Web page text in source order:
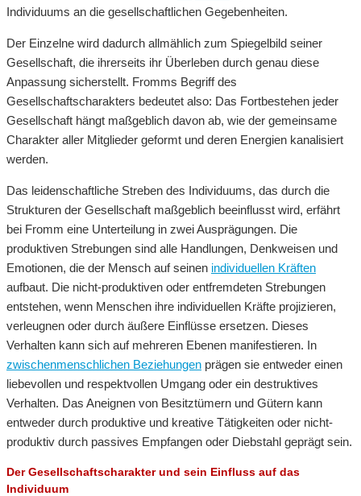
Individuums an die gesellschaftlichen Gegebenheiten.
Der Einzelne wird dadurch allmählich zum Spiegelbild seiner
Gesellschaft, die ihrerseits ihr Überleben durch genau diese
Anpassung sicherstellt. Fromms Begriff des
Gesellschaftscharakters bedeutet also: Das Fortbestehen jeder
Gesellschaft hängt maßgeblich davon ab, wie der gemeinsame
Charakter aller Mitglieder geformt und deren Energien kanalisiert
werden.
Das leidenschaftliche Streben des Individuums, das durch die
Strukturen der Gesellschaft maßgeblich beeinflusst wird, erfährt
bei Fromm eine Unterteilung in zwei Ausprägungen. Die
produktiven Strebungen sind alle Handlungen, Denkweisen und
Emotionen, die der Mensch auf seinen individuellen Kräften
aufbaut. Die nicht-produktiven oder entfremdeten Strebungen
entstehen, wenn Menschen ihre individuellen Kräfte projizieren,
verleugnen oder durch äußere Einflüsse ersetzen. Dieses
Verhalten kann sich auf mehreren Ebenen manifestieren. In
zwischenmenschlichen Beziehungen prägen sie entweder einen
liebevollen und respektvollen Umgang oder ein destruktives
Verhalten. Das Aneignen von Besitztümern und Gütern kann
entweder durch produktive und kreative Tätigkeiten oder nicht-
produktiv durch passives Empfangen oder Diebstahl geprägt sein.
Der Gesellschaftscharakter und sein Einfluss auf das
Individuum